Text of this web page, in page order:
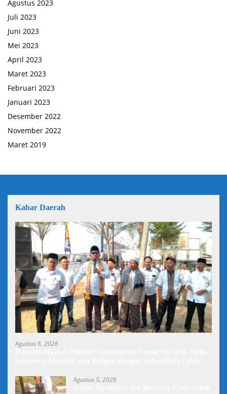
Agustus 2023
Juli 2023
Juni 2023
Mei 2023
April 2023
Maret 2023
Februari 2023
Januari 2023
Desember 2022
November 2022
Maret 2019
Kabar Daerah
Agustus 6, 2026
Agustus 5, 2026